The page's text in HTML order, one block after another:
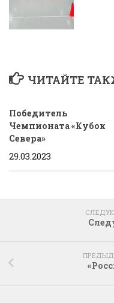
ЧИТАЙТЕ
Победитель
Чемпионата «Кубок
Севера»
29.03.2023